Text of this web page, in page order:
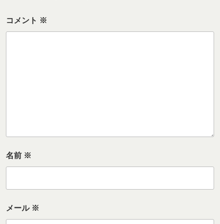
コメント ※
名前 ※
メール ※